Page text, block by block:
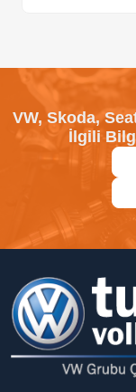
VW, Skoda,
İlgili